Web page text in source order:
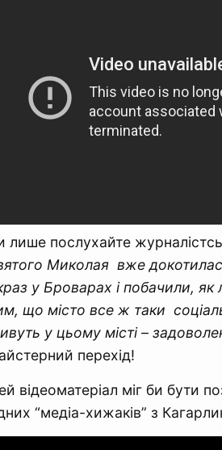
лише послухайте
Миколая вже
у Броварах і побачили,
що місто все ж таки
у цьому місті –
перехід!
відеоматеріал міг би бути
“медіа-хижаків” з